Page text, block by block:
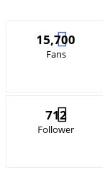
15,700
Fans
712
Follower